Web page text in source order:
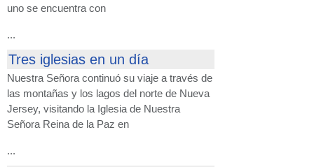
uno se encuentra con
...
Tres iglesias en un día
Nuestra Señora continuó su viaje a través de
las montañas y los lagos del norte de Nueva
Jersey, visitando la Iglesia de Nuestra
Señora Reina de la Paz en
...